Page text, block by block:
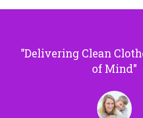
Delivering Clean
of Mind